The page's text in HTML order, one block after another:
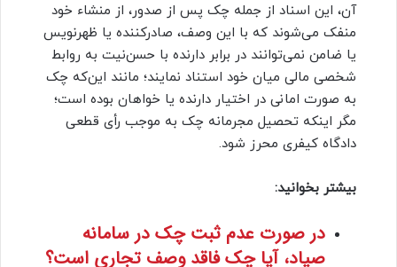
آن، این اسناد از جمله چک پس از صدور، از منشاء خود
منفک می‌شوند که با این وصف، صادرکننده یا ظهرنویس
یا ضامن نمی‌توانند در برابر دارنده با حسن‌نیت به روابط
شخصی مالی میان خود استناد نمایند؛ مانند این‌که چک
به صورت امانی در اختیار دارنده یا خواهان بوده است؛
مگر اینکه تحصیل مجرمانه چک به موجب رأی قطعی
دادگاه کیفری محرز شود.
بیشتر بخوانید:
در صورت عدم ثبت چک در سامانه
صیاد، آیا چک فاقد وصف تجاری است؟